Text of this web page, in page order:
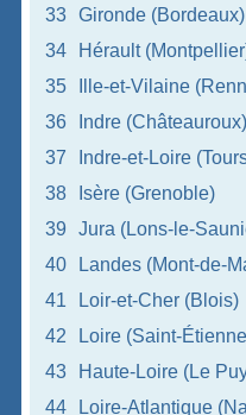
33
Gironde (Bordeaux)
34
Hérault
35
Ille-et-Vilaine
36
Indre (Châteauroux)
37
Indre-et-Loire
38
Isère (Grenoble)
39
Jura (Lons-le-
40
Landes (Mont-de-
41
Loir-et-Cher (Blois)
42
Loire (Saint-
43
Haute-Loire (Le
44
Loire-Atlantique